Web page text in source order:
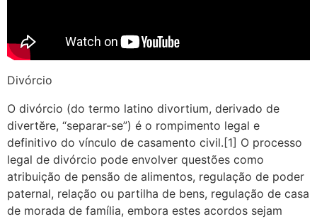
Divórcio
O divórcio (do termo latino divortium, derivado de
divertĕre, “separar-se”) é o rompimento legal e
definitivo do vínculo de casamento civil.[1] O processo
legal de divórcio pode envolver questões como
atribuição de pensão de alimentos, regulação de poder
paternal, relação ou partilha de bens, regulação de casa
de morada de família, embora estes acordos sejam